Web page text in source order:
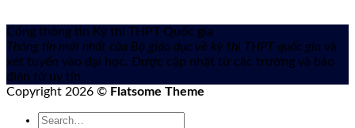
Cổng thông tin Kỳ thi THPT Quốc gia
Thông tin mới nhất của Bộ giáo dục về kỳ thi THPT quốc gia và
xét tuyển vào đại học. Được cập nhật từ các trường và báo
điện tử uy tín.
Copyright 2026 © Flatsome Theme